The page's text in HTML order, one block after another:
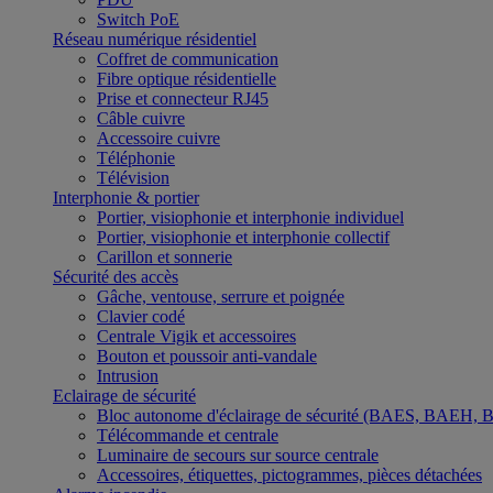
Switch PoE
Réseau numérique résidentiel
Coffret de communication
Fibre optique résidentielle
Prise et connecteur RJ45
Câble cuivre
Accessoire cuivre
Téléphonie
Télévision
Interphonie & portier
Portier, visiophonie et interphonie individuel
Portier, visiophonie et interphonie collectif
Carillon et sonnerie
Sécurité des accès
Gâche, ventouse, serrure et poignée
Clavier codé
Centrale Vigik et accessoires
Bouton et poussoir anti-vandale
Intrusion
Eclairage de sécurité
Bloc autonome d'éclairage de sécurité (BAES,
Télécommande et centrale
Luminaire de secours sur source centrale
Accessoires, étiquettes, pictogrammes, pièces détachées